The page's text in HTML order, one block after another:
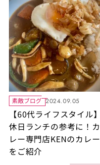
素敵ブログ 2024.09.05
【60代ライフスタイル】
休日ランチの参考に！カ
レー専門店KENのカレー
をご紹介